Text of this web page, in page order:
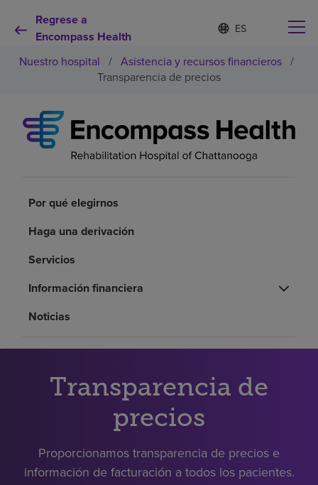
Regrese a
Encompass Health
Lista
de
idiomas
contraída
d
o
m
e
c
Por qué debe elegirnos
Servicios de rehabilitación
Pacientes y cuidadores
Acerca de nosotros
Inversores
Nuestro hospital / Asistencia y recursos financieros /
Transparencia de precios
Por qué elegirnos
Haga una derivación
Servicios
Información financiera
Noticias
Transparencia de
precios
Proporcionamos transparencia de precios e
información de facturación a todos los pacientes.